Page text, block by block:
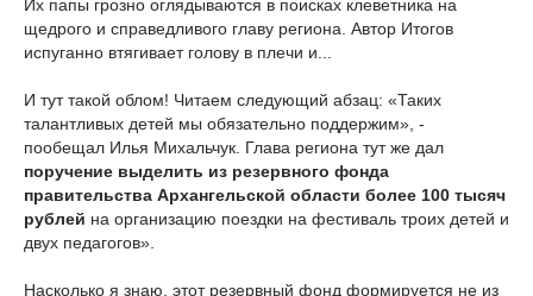
Их папы грозно оглядываются в поисках клеветника на
щедрого и справедливого главу региона. Автор Итогов
испуганно втягивает голову в плечи и...
И тут такой облом! Читаем следующий абзац: «Таких
талантливых детей мы обязательно поддержим», -
пообещал Илья Михальчук. Глава региона тут же дал
поручение выделить из резервного фонда
правительства Архангельской области более 100 тысяч
рублей на организацию поездки на фестиваль троих детей и
двух педагогов».
Насколько я знаю, этот резервный фонд формируется не из